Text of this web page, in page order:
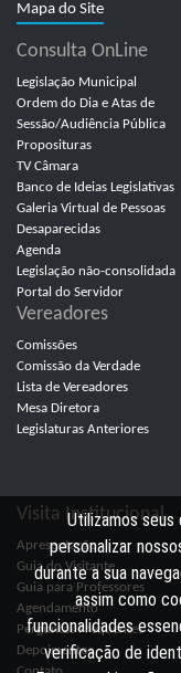
Mapa do Site
Consulta OnLine
Legislação Municipal
Ordem do Dia e Atas de
Sessão/Audiência Pública
Proposituras
TV Câmara
Banco de Ideias Legislativas
Galeria Virtual de Pessoas
Desaparecidas
Agenda
Legislação não-consolidada
Portal do Servidor
Vereadores
Comissões
Comissão da Verdade
Lista de Vereadores
Mesa Diretora
Legislaturas Anteriores
Visita Institucional
Apresentação
Guia do Visitante
Guia para Professores
Agendamento
Perguntas Frequentes
Depoimentos
Utilizamos seus
personalizar
durante a sua
assim como
funcionalidades
verificação de